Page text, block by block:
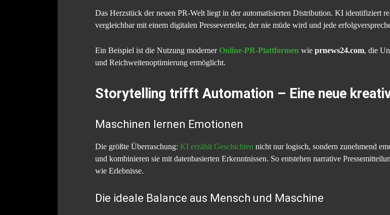
Das Herzstück der neuen PR-Welt liegt in der automatisierten Distribution. KI identifiziert
vergleichbar mit einem digitalen Presseverteiler, der nie müde wird und jede
Ein Beispiel ist die Nutzung moderner Online-PR-Plattformen wie prnews24.com, die
und Reichweitenoptimierung ermöglicht.
Storytelling trifft Automation – Eine neue
Maschinen lernen Emotionen
Die größte Überraschung: KI erzählt Geschichten nicht nur logisch, sondern zunehmend
und kombinieren sie mit datenbasierten Erkenntnissen. So entstehen narrative
wie Erlebnisse.
Die ideale Balance aus Mensch und Maschine